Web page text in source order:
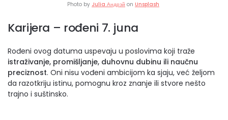
Photo by Julia Андрэй on Unsplash
Karijera – rođeni 7. juna
Rođeni ovog datuma uspevaju u poslovima koji traže
istraživanje, promišljanje, duhovnu dubinu ili naučnu
preciznost. Oni nisu vođeni ambicijom ka sjaju, već željom
da razotkriju istinu, pomognu kroz znanje ili stvore nešto
trajno i suštinsko.